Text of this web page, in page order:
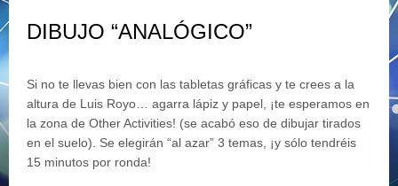
DIBUJO “ANALÓGICO”
Si no te llevas bien con las tabletas gráficas y te crees a la
altura de Luis Royo… agarra lápiz y papel, ¡te esperamos en
la zona de Other Activities! (se acabó eso de dibujar tirados
en el suelo). Se elegirán “al azar” 3 temas, ¡y sólo tendréis
15 minutos por ronda!